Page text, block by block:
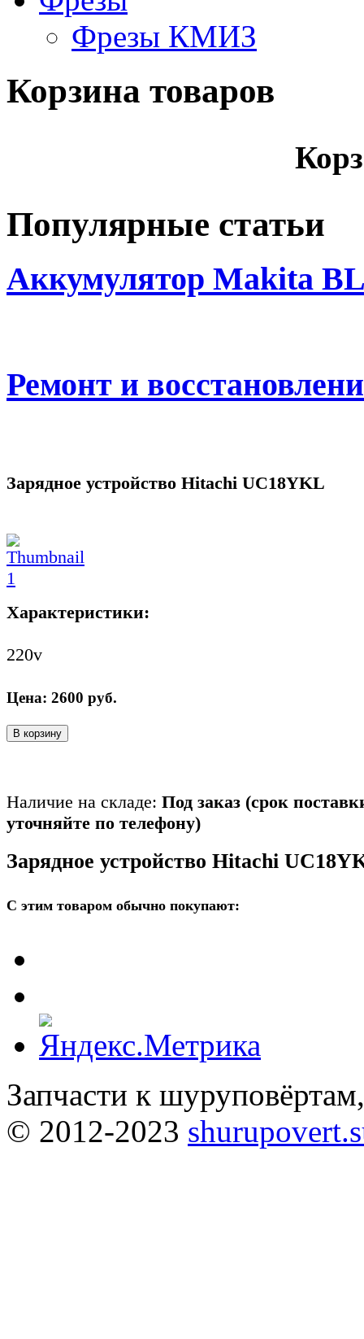
Фрезы КМИЗ
Корзина товаров
Популярные статьи
Аккумулятор Makita
Ремонт и
Зарядное устройство Hitachi UC18YKL
Характеристики:
220v
Цена: 2600 руб.
В корзину
Наличие на складе: Под заказ (срок
уточняйте по телефону)
Зарядное устройство Hitachi
С этим товаром обычно покупают:
Запчасти к
© 2012-2023